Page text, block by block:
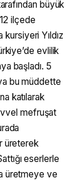
büyük
ilçede
Yıldız
evlilik
başladı. 5
bu müddette
katılarak
mefruşat
üreterek
eserlerle
üretmeye ve